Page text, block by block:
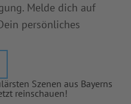
Melde dich auf
persönliches
Szenen aus Bayerns
reinschauen!